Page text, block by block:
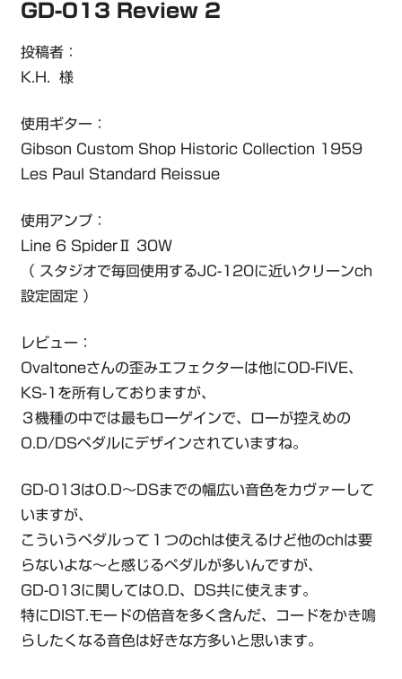
GD-013 Review 2
投稿者：
K.H. 様
使用ギター：
Gibson Custom Shop Historic Collection 1959
Les Paul Standard Reissue
使用アンプ：
Line 6 SpiderⅡ 30W
（ スタジオで毎回使用するJC-120に近いクリーンch
設定固定 ）
レビュー：
Ovaltoneさんの歪みエフェクターは他にOD-FIVE、
KS-1を所有しておりますが、
３機種の中では最もローゲインで、ローが控えめの
O.D/DSペダルにデザインされていますね。
GD-013はO.D～DSまでの幅広い音色をカヴァーして
いますが、
こういうペダルって１つのchは使えるけど他のchは要
らないよな～と感じるペダルが多いんですが、
GD-013に関してはO.D、DS共に使えます。
特にDIST.モードの倍音を多く含んだ、コードをかき鳴
らしたくなる音色は好きな方多いと思います。